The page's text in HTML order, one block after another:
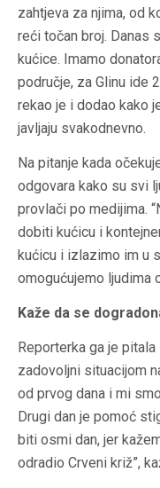
zahtjeva za njima, od
reći točan broj. Danas
kućice. Imamo
područje, za Glinu ide
rekao je i dodao kako
javljaju svakodnevno.
Na pitanje kada
odgovara kako su svi
provlači po medijima.
dobiti kućicu i
kućicu i izlazimo im u
omogućujemo ljudima
Kaže da se
Reporterka ga je
zadovoljni situacijom
od prvog dana i mi
Drugi dan je pomoć
biti osmi dan, jer
odradio Crveni križ”,